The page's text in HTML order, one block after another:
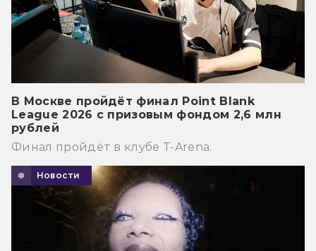
В Москве пройдёт финал Point Blank
League 2026 с призовым фондом 2,6 млн
рублей
Финал пройдёт в клубе T-Arena.
Новости